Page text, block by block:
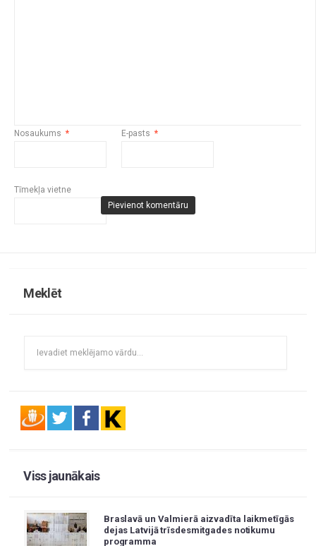
Nosaukums * E-pasts *
Tīmekļa vietne
Meklēt
Viss jaunākais
Braslavā un Valmierā aizvadīta laikmetīgās
dejas Latvijā trīsdesmitgades notikumu
programma